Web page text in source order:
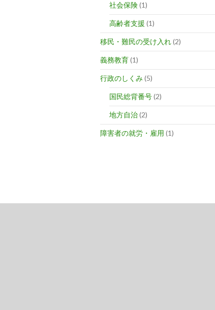
社会保険(1)
高齢者支援 (1)
移民・難民の受け入れ(2)
義務教育(1)
行政のしくみ (5)
国民総背番号(2)
地方自治(2)
障害者の就労・雇用 (1)